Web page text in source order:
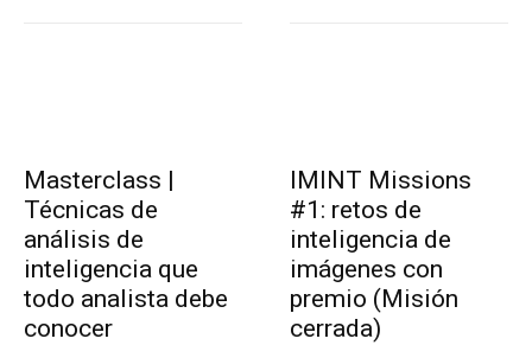
Masterclass |
Técnicas de
análisis de
inteligencia que
todo analista debe
conocer
IMINT Missions
#1: retos de
inteligencia de
imágenes con
premio (Misión
cerrada)